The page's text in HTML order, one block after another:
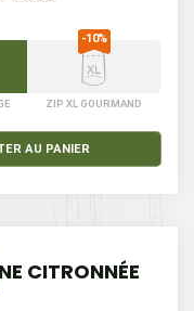
ZIP XL GOURMAND
AU PANIER
CITRONNÉE